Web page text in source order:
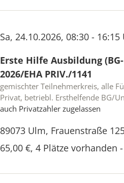
Sa, 24.10.2026, 08:30 - 16:15
Erste Hilfe Ausbildung
2026/EHA PRIV./1141
gemischter Teilnehmerkreis, alle
Privat, betriebl. Ersthelfende BG/
auch Privatzahler zugelassen
89073 Ulm, Frauenstraße
65,00 €, 4 Plätze vorhanden -